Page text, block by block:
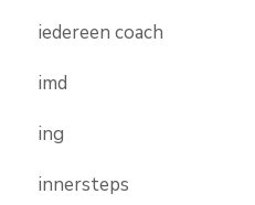
iedereen coach
imd
ing
innersteps